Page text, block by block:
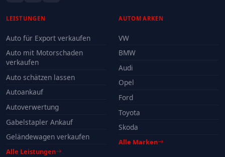
LEISTUNGEN
Auto für Export verkaufen
Auto mit Motorschaden
verkaufen
Auto schätzen lassen
Autoankauf
Autoverwertung
Gabelstapler Ankauf
Geländewagen verkaufen
Alle Leistungen
AUTOMARKEN
VW
BMW
Audi
Opel
Ford
Toyota
Skoda
Alle Marken